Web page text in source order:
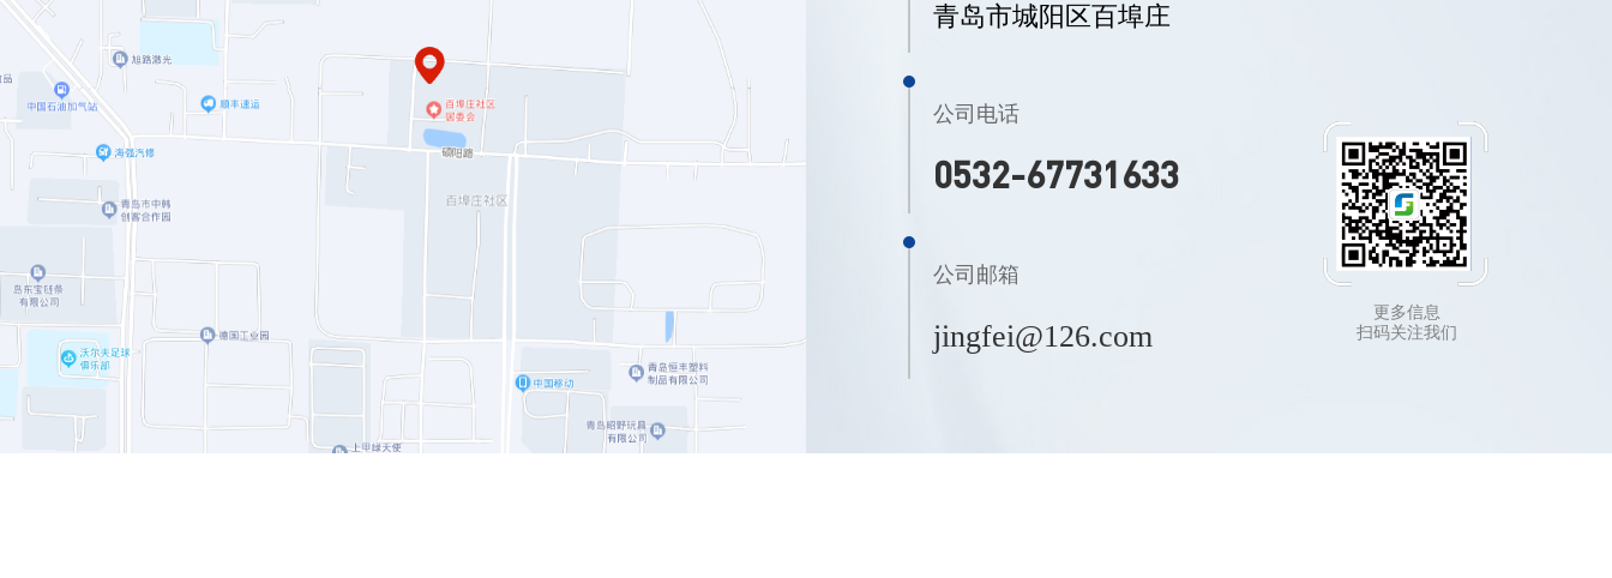
青岛市城阳区百埠庄
公司电话
0532-67731633
公司邮箱
jingfei@126.com
更多信息
扫码关注我们